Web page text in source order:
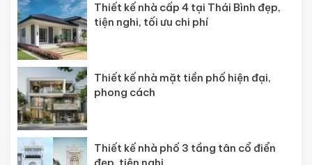
Thiết kế nhà cấp 4 tại Thái Bình đẹp,
tiện nghi, tối ưu chi phí
Thiết kế nhà mặt tiền phố hiện đại,
phong cách
Thiết kế nhà phố 3 tầng tân cổ điển